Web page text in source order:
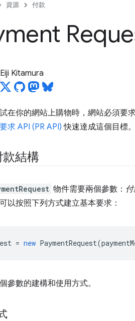
資源 付款
Eiji Kitamura
在你的網站上購物時，網站必須要
求 API (PR API) 快速達成這個目標。
款結構
物件需要兩個參數：
以按照下列方式建立基本要求：
= new PaymentRequest(
參數的建構和使用方式。